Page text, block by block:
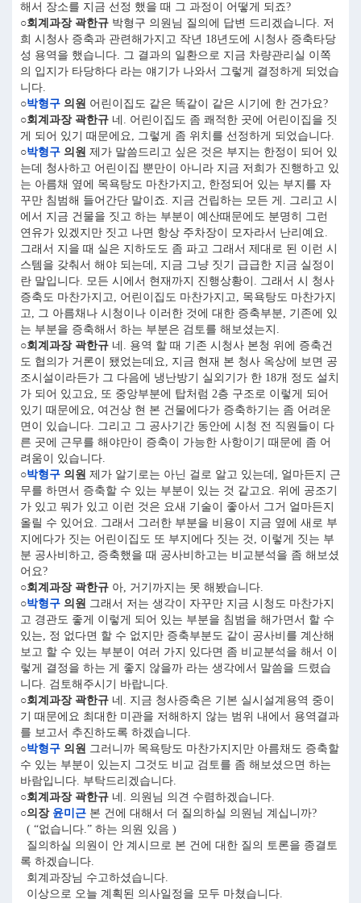
해서 장소를 지금 선정 했을 때 그 과정이 어떻게 되죠?
○회계과장 곽한규 박형구 의원님 질의에 답변 드리겠습니다. 저
희 시청사 증축과 관련해가지고 작년 18년도에 시청사 증축타당
성 용역을 했습니다. 그 결과의 일환으로 지금 차량관리실 이쪽
의 입지가 타당하다 라는 얘기가 나와서 그렇게 결정하게 되었습
니다.
○박형구 의원 어린이집도 같은 똑같이 같은 시기에 한 건가요?
○회계과장 곽한규 네. 어린이집도 좀 쾌적한 곳에 어린이집을 짓
게 되어 있기 때문에요, 그렇게 좀 위치를 선정하게 되었습니다.
○박형구 의원 제가 말씀드리고 싶은 것은 부지는 한정이 되어 있
는데 청사하고 어린이집 뿐만이 아니라 지금 저희가 진행하고 있
는 아름채 옆에 목욕탕도 마찬가지고, 한정되어 있는 부지를 자
꾸만 침범해 들어간단 말이죠. 지금 건립하는 모든 게. 그리고 시
에서 지금 건물을 짓고 하는 부분이 예산때문에도 분명히 그런
연유가 있겠지만 짓고 나면 항상 주차장이 모자라서 난리예요.
그래서 지을 때 실은 지하도도 좀 파고 그래서 제대로 된 이런 시
스템을 갖춰서 해야 되는데, 지금 그냥 짓기 급급한 지금 실정이
란 말입니다. 모든 시에서 현재까지 진행상황이. 그래서 시 청사
증축도 마찬가지고, 어린이집도 마찬가지고, 목욕탕도 마찬가지
고, 그 아름채나 시청이나 이러한 것에 대한 증축부분, 기존에 있
는 부분을 증축해서 하는 부분은 검토를 해보셨는지.
○회계과장 곽한규 네. 용역 할 때 기존 시청사 본청 위에 증축건
도 협의가 거론이 됐었는데요, 지금 현재 본 청사 옥상에 보면 공
조시설이라든가 그 다음에 냉난방기 실외기가 한 18개 정도 설치
가 되어 있고요, 또 중앙부분에 탑처럼 2층 구조로 이렇게 되어
있기 때문에요, 여건상 현 본 건물에다가 증축하기는 좀 어려운
면이 있습니다. 그리고 그 공사기간 동안에 시청 전 직원들이 다
른 곳에 근무를 해야만이 증축이 가능한 사항이기 때문에 좀 어
려움이 있습니다.
○박형구 의원 제가 알기로는 아닌 걸로 알고 있는데, 얼마든지 근
무를 하면서 증축할 수 있는 부분이 있는 것 같고요. 위에 공조기
가 있고 뭐가 있고 이런 것은 요새 기술이 좋아서 그거 얼마든지
올릴 수 있어요. 그래서 그러한 부분을 비용이 지금 옆에 새로 부
지에다가 짓는 어린이집도 또 부지에다 짓는 것, 이렇게 짓는 부
분 공사비하고, 증축했을 때 공사비하고는 비교분석을 좀 해보셨
어요?
○회계과장 곽한규 아, 거기까지는 못 해봤습니다.
○박형구 의원 그래서 저는 생각이 자꾸만 지금 시청도 마찬가지
고 경관도 좋게 이렇게 되어 있는 부분을 침범을 해가면서 할 수
있는, 정 없다면 할 수 없지만 증축부분도 같이 공사비를 계산해
보고 할 수 있는 부분이 여러 가지 있다면 좀 비교분석을 해서 이
렇게 결정을 하는 게 좋지 않을까 라는 생각에서 말씀을 드렸습
니다. 검토해주시기 바랍니다.
○회계과장 곽한규 네. 지금 청사증축은 기본 실시설계용역 중이
기 때문에요 최대한 미관을 저해하지 않는 범위 내에서 용역결과
를 보고서 추진하도록 하겠습니다.
○박형구 의원 그러니까 목욕탕도 마찬가지지만 아름채도 증축할
수 있는 부분이 있는지 그것도 비교 검토를 좀 해보셨으면 하는
바람입니다. 부탁드리겠습니다.
○회계과장 곽한규 네. 의원님 의견 수렴하겠습니다.
○의장 윤미근 본 건에 대해서 더 질의하실 의원님 계십니까?
( “없습니다.” 하는 의원 있음 )
질의하실 의원이 안 계시므로 본 건에 대한 질의 토론을 종결토
록 하겠습니다.
회계과장님 수고하셨습니다.
이상으로 오늘 계획된 의사일정을 모두 마쳤습니다.